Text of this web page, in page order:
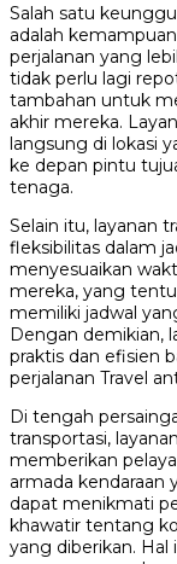
Salah satu
adalah
perjalanan yang
tidak perlu lagi
tambahan untuk
akhir mereka.
langsung di lokasi
ke depan pintu
tenaga.
Selain itu, layanan
fleksibilitas dalam
menyesuaikan
mereka, yang
memiliki jadwal
Dengan demikian,
praktis dan efisien
perjalanan Travel
Di tengah
transportasi,
memberikan
armada kendaraan
dapat menikmati
khawatir tentang
yang diberikan.